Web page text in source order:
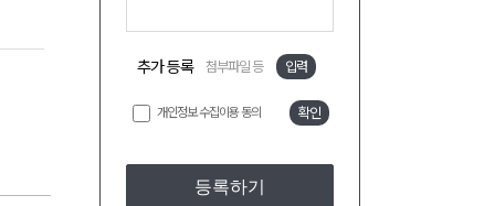
추가 등록 첨부파일 등 입력
개인정보 수집이용 동의 확인
등록하기